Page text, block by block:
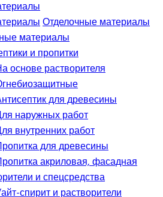
Отделочные материалы
материалы
и пропитки
основе растворителя
для древесины
наружных работ
внутренних работ
для древесины
акриловая, фасадная
и спецсредства
спирит и растворители